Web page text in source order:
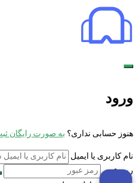
ورود
هنوز حسابی نداری؟ به صورت رایگان
نام کاربری یا ایمیل
رمز عبور